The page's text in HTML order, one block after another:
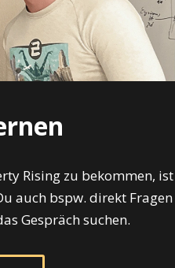
Rising zu bekommen, ist
auch bspw. direkt Fragen
Gespräch suchen.